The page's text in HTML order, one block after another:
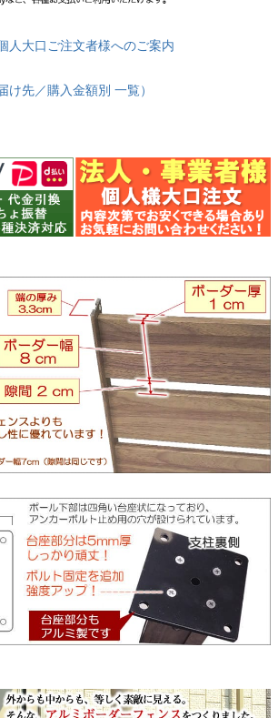
人大口ご注文者様へのご案内
け先／購入金額別 一覧）